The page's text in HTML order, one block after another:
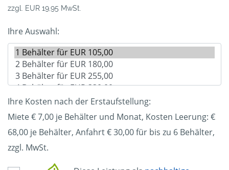
zzgl. EUR 19,95 MwSt.
Ihre Auswahl:
Ihre Kosten nach der Erstaufstellung:
Miete € 7,00 je Behälter und Monat, Kosten Leerung: €
68,00 je Behälter, Anfahrt € 30,00 für bis zu 6 Behälter,
zzgl. MwSt.